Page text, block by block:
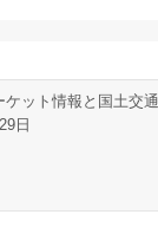
ット情報と国土交
日